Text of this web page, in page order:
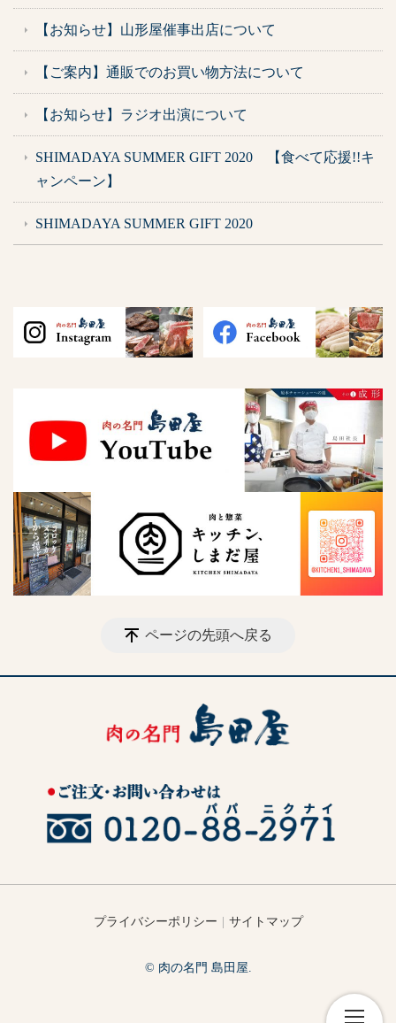
【お知らせ】山形屋催事出店について
【ご案内】通販でのお買い物方法について
【お知らせ】ラジオ出演について
SHIMADAYA SUMMER GIFT 2020 【食べて応援!!キ
ャンペーン】
SHIMADAYA SUMMER GIFT 2020
ページの先頭へ戻る
プライバシーポリシー サイトマップ
© 肉の名門 島田屋.